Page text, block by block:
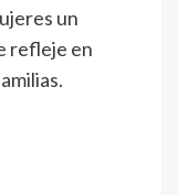
un
refleje en